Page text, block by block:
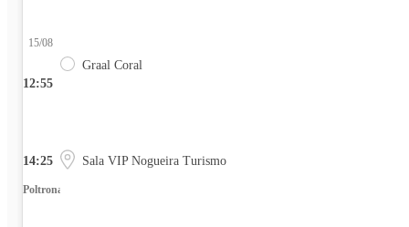
12:55
15/08
Graal Coral
14:25 Sala VIP Nogueira Turismo
Poltrona